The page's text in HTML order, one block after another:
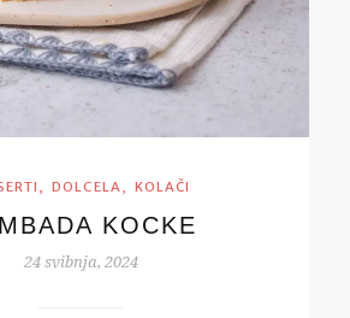
, DOLCELA, KOLAČI
KOCKE
24 svibnja, 2024